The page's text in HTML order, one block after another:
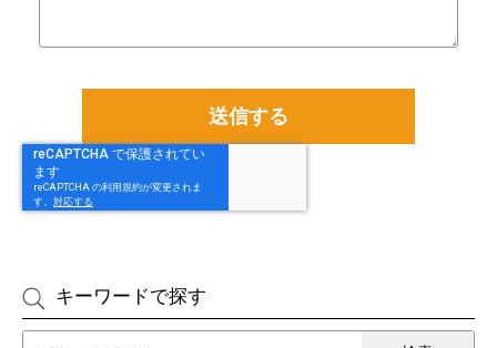
キーワードで探す